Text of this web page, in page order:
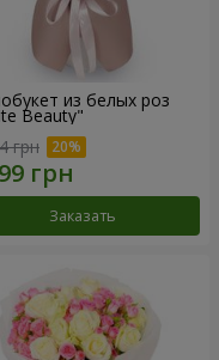
из белых роз
Beauty"
грн
Заказать